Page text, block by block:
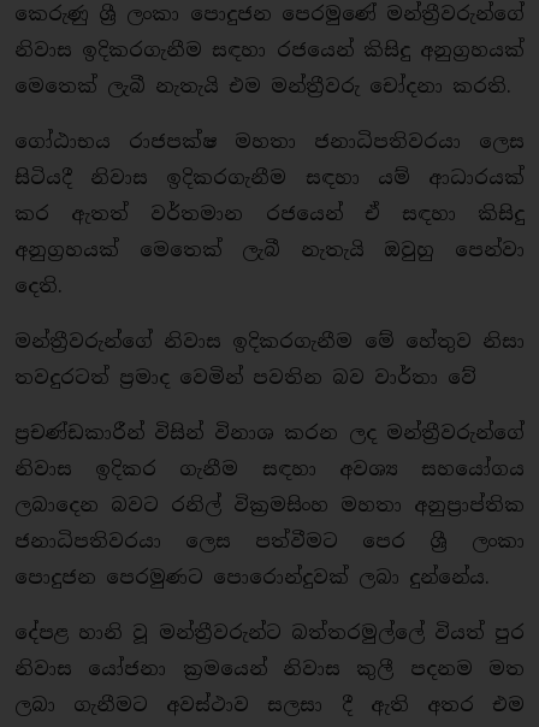
කෙරුණු ශ්‍රී ලංකා පොදුජන පෙරමුණේ මන්ත්‍රීවරුන්ගේ
නිවාස ඉදිකරගැනීම සඳහා රජයෙන් කිසිදු අනුග්‍රහයක්
මෙතෙක් ලැබී නැතැයි එම මන්ත්‍රීවරු චෝදනා කරති.
ගෝඨාභය රාජපක්ෂ මහතා ජනාධිපතිවරයා ලෙස
සිටියදී නිවාස ඉදිකරගැනීම සඳහා යම් ආධාරයක්
කර ඇතත් වර්තමාන රජයෙන් ඒ සඳහා කිසිදු
අනුග්‍රහයක් මෙතෙක් ලැබී නැතැයි ඔවුහු පෙන්වා
දෙති.
මන්ත්‍රීවරුන්ගේ නිවාස ඉදිකරගැනීම මේ හේතුව නිසා
තවදුරටත් ප්‍රමාද වෙමින් පවතින බව වාර්තා වේ
ප්‍රචණ්ඩකාරීන් විසින් විනාශ කරන ලද මන්ත්‍රීවරුන්ගේ
නිවාස ඉදිකර ගැනීම සඳහා අවශ්‍ය සහයෝගය
ලබාදෙන බවට රනිල් වික්‍රමසිංහ මහතා අනුප්‍රාප්තික
ජනාධිපතිවරයා ලෙස පත්වීමට පෙර ශ්‍රී ලංකා
පොදුජන පෙරමුණට පොරොන්දුවක් ලබා දුන්නේය.
දේපළ හානි වූ මන්ත්‍රීවරුන්ට බත්තරමුල්ලේ වියත් පුර
නිවාස යෝජනා ක්‍රමයෙන් නිවාස කුලී පදනම මත
ලබා ගැනීමට අවස්ථාව සලසා දී ඇති අතර එම